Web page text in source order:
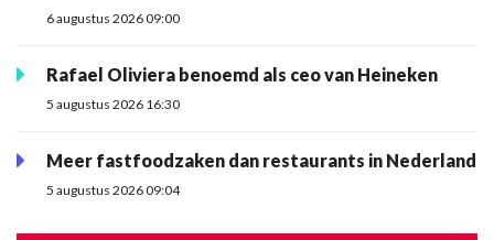
6 augustus 2026 09:00
Rafael Oliviera benoemd als ceo van Heineken
5 augustus 2026 16:30
Meer fastfoodzaken dan restaurants in Nederland
5 augustus 2026 09:04